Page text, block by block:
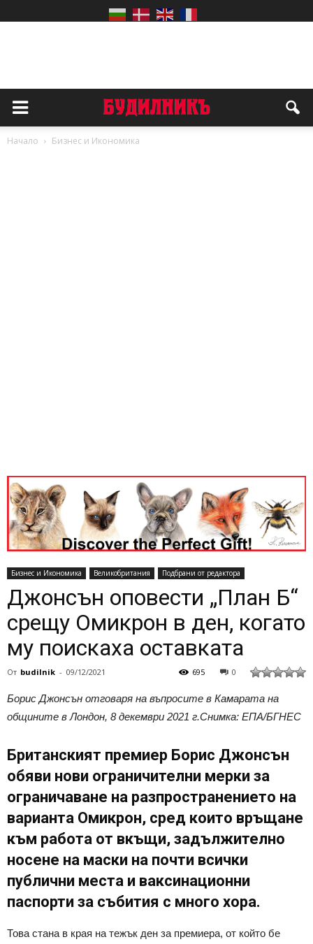
Начало Бизнес и Икономика
Бизнес и Икономика Великобритания Подбрани от редактора
Джонсън оповести „План Б“
срещу Омикрон в ден, когато
му поискаха оставката
От budilnik - 09/12/2021 0
695
Борис Джонсън отговаря на въпросите в Камарата на
общините в Лондон, 8 декември 2021 г.Снимка: ЕПА/БГНЕС
Британският премиер Борис Джонсън
обяви нови ограничителни мерки за
ограничаване на разпространението на
варианта Омикрон, сред които връщане
към работа от вкъщи, задължително
носене на маски на почти всички
публични места и ваксинационни
паспорти за събития с много хора.
Това стана в края на тежък ден за премиера, от който бе